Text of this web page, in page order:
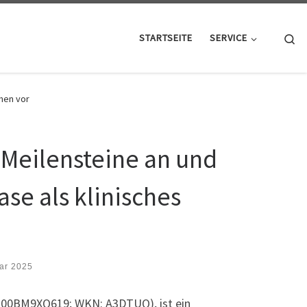
STARTSEITE SERVICE
vor
an und
als klinisches
2025
WKN: A3DTUQ), ist ein